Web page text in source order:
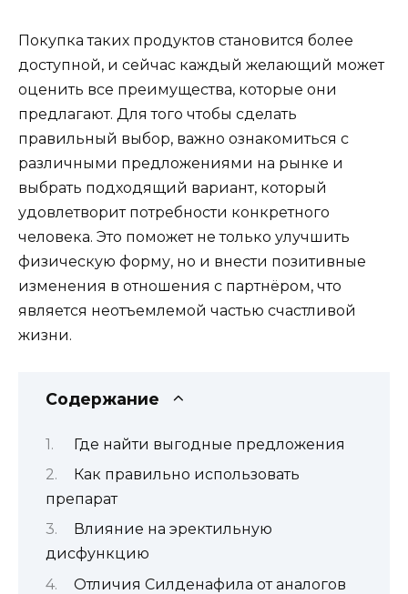
Покупка таких продуктов становится более
доступной, и сейчас каждый желающий может
оценить все преимущества, которые они
предлагают. Для того чтобы сделать
правильный выбор, важно ознакомиться с
различными предложениями на рынке и
выбрать подходящий вариант, который
удовлетворит потребности конкретного
человека. Это поможет не только улучшить
физическую форму, но и внести позитивные
изменения в отношения с партнёром, что
является неотъемлемой частью счастливой
жизни.
Содержание
Где найти выгодные предложения
Как правильно использовать
препарат
Влияние на эректильную
дисфункцию
Отличия Силденафила от аналогов